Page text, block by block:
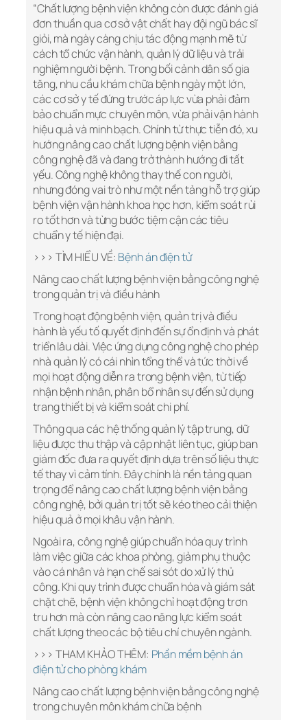
“Chất lượng bệnh viện không còn được đánh giá
đơn thuần qua cơ sở vật chất hay đội ngũ bác sĩ
giỏi, mà ngày càng chịu tác động mạnh mẽ từ
cách tổ chức vận hành, quản lý dữ liệu và trải
nghiệm người bệnh. Trong bối cảnh dân số gia
tăng, nhu cầu khám chữa bệnh ngày một lớn,
các cơ sở y tế đứng trước áp lực vừa phải đảm
bảo chuẩn mực chuyên môn, vừa phải vận hành
hiệu quả và minh bạch. Chính từ thực tiễn đó, xu
hướng nâng cao chất lượng bệnh viện bằng
công nghệ đã và đang trở thành hướng đi tất
yếu. Công nghệ không thay thế con người,
nhưng đóng vai trò như một nền tảng hỗ trợ giúp
bệnh viện vận hành khoa học hơn, kiểm soát rủi
ro tốt hơn và từng bước tiệm cận các tiêu
chuẩn y tế hiện đại.
>>> TÌM HIỂU VỀ: Bệnh án điện tử
Nâng cao chất lượng bệnh viện bằng công nghệ
trong quản trị và điều hành
Trong hoạt động bệnh viện, quản trị và điều
hành là yếu tố quyết định đến sự ổn định và phát
triển lâu dài. Việc ứng dụng công nghệ cho phép
nhà quản lý có cái nhìn tổng thể và tức thời về
mọi hoạt động diễn ra trong bệnh viện, từ tiếp
nhận bệnh nhân, phân bổ nhân sự đến sử dụng
trang thiết bị và kiểm soát chi phí.
Thông qua các hệ thống quản lý tập trung, dữ
liệu được thu thập và cập nhật liên tục, giúp ban
giám đốc đưa ra quyết định dựa trên số liệu thực
tế thay vì cảm tính. Đây chính là nền tảng quan
trọng để nâng cao chất lượng bệnh viện bằng
công nghệ, bởi quản trị tốt sẽ kéo theo cải thiện
hiệu quả ở mọi khâu vận hành.
Ngoài ra, công nghệ giúp chuẩn hóa quy trình
làm việc giữa các khoa phòng, giảm phụ thuộc
vào cá nhân và hạn chế sai sót do xử lý thủ
công. Khi quy trình được chuẩn hóa và giám sát
chặt chẽ, bệnh viện không chỉ hoạt động trơn
tru hơn mà còn nâng cao năng lực kiểm soát
chất lượng theo các bộ tiêu chí chuyên ngành.
>>> THAM KHẢO THÊM: Phần mềm bệnh án
điện tử cho phòng khám
Nâng cao chất lượng bệnh viện bằng công nghệ
trong chuyên môn khám chữa bệnh